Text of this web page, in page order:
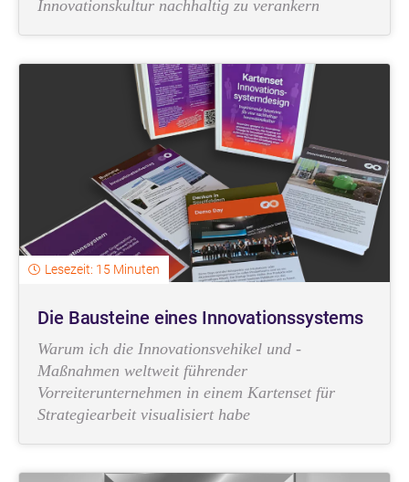
Innovationskultur nachhaltig zu verankern
Lesezeit: 15 Minuten
Die Bausteine eines Innovationssystems
Warum ich die Innovationsvehikel und -
Maßnahmen weltweit führender
Vorreiterunternehmen in einem Kartenset für
Strategiearbeit visualisiert habe